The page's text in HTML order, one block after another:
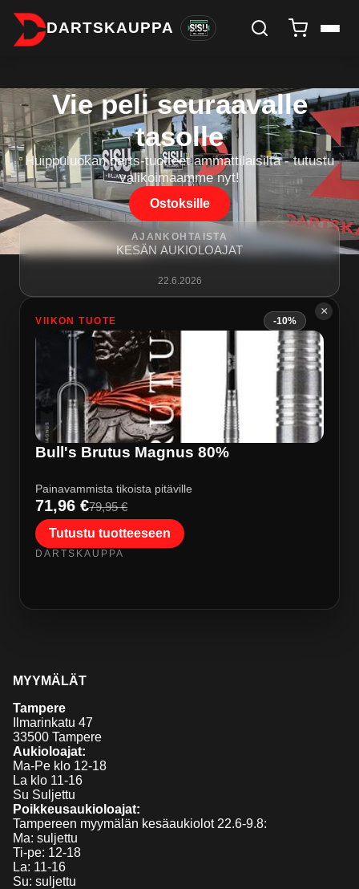
DARTSKAUPPA
Vie peli seuraavalle
tasolle
Huippuluokan darts-tuotteet ammattilaisilta - tutustu
valikoimaamme nyt!
Ostoksille
AJANKOHTAISTA
KESÄN AUKIOLOAJAT
22.6.2026
VIIKON TUOTE -10%
Bull's Brutus Magnus 80%
Painavammista tikoista pitäville
71,96 €79,95 €
Tutustu tuotteeseen
×
DARTSKAUPPA
MYYMÄLÄT
Tampere
Ilmarinkatu 47
33500 Tampere
Aukioloajat:
Ma-Pe klo 12-18
La klo 11-16
Su Suljettu
Poikkeusaukioloajat:
Tampereen myymälän kesäaukiolot 22.6-9.8:
Ma: suljettu
Ti-pe: 12-18
La: 11-16
Su: suljettu